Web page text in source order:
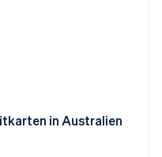
in Australien